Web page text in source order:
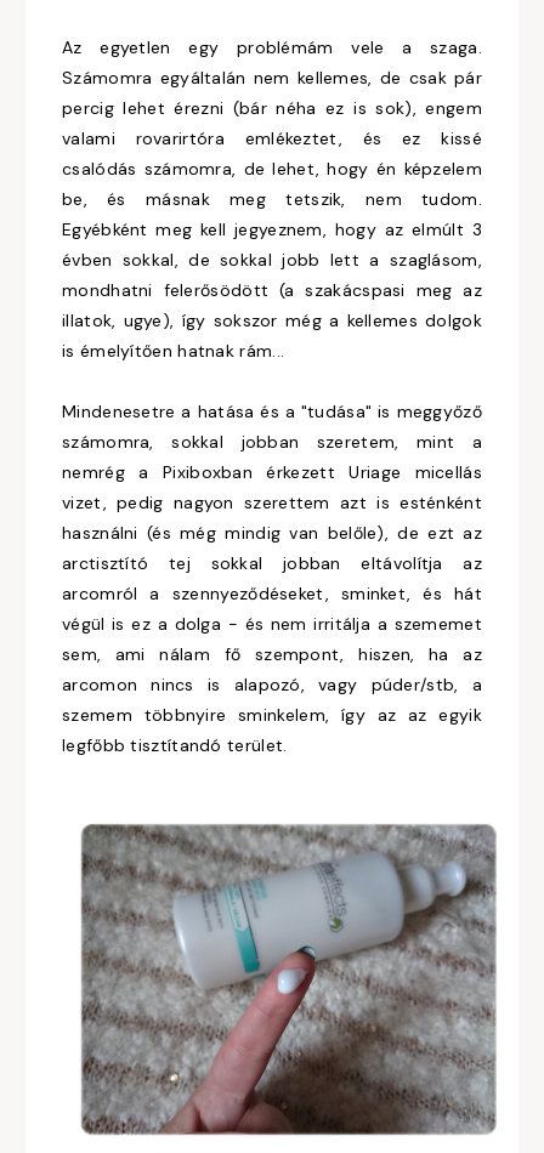
Az egyetlen egy problémám vele a szaga.
Számomra egyáltalán nem kellemes, de csak pár
percig lehet érezni (bár néha ez is sok), engem
valami rovarirtóra emlékeztet, és ez kissé
csalódás számomra, de lehet, hogy én képzelem
be, és másnak meg tetszik, nem tudom.
Egyébként meg kell jegyeznem, hogy az elmúlt 3
évben sokkal, de sokkal jobb lett a szaglásom,
mondhatni felerősödött (a szakácspasi meg az
illatok, ugye), így sokszor még a kellemes dolgok
is émelyítően hatnak rám...
Mindenesetre a hatása és a "tudása" is meggyőző
számomra, sokkal jobban szeretem, mint a
nemrég a Pixiboxban érkezett Uriage micellás
vizet, pedig nagyon szerettem azt is esténként
használni (és még mindig van belőle), de ezt az
arctisztító tej sokkal jobban eltávolítja az
arcomról a szennyeződéseket, sminket, és hát
végül is ez a dolga - és nem irritálja a szememet
sem, ami nálam fő szempont, hiszen, ha az
arcomon nincs is alapozó, vagy púder/stb, a
szemem többnyire sminkelem, így az az egyik
legfőbb tisztítandó terület.